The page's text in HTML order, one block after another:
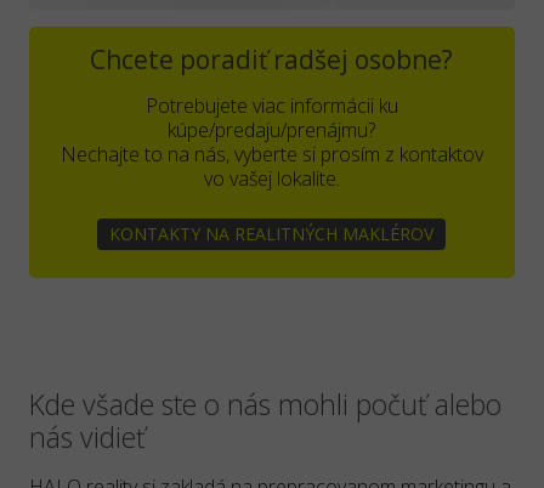
Chcete poradiť radšej osobne?
Potrebujete viac informácii ku
kúpe/predaju/prenájmu?
Nechajte to na nás, vyberte si prosím z kontaktov
vo vašej lokalite.
KONTAKTY NA REALITNÝCH MAKLÉROV
Kde všade ste o nás mohli počuť alebo
nás vidieť